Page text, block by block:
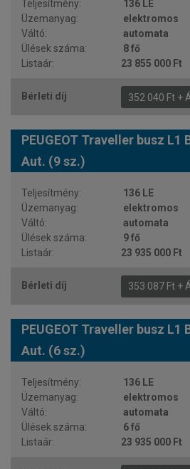
136 LE
elektromos
automata
8 fő
23 855 000 Ft
352 040 Ft +
PEUGEOT Traveller busz L1
Aut. (9 sz.)
136 LE
elektromos
automata
9 fő
23 935 000 Ft
353 087 Ft +
PEUGEOT Traveller busz L1
Aut. (6 sz.)
136 LE
elektromos
automata
6 fő
23 935 000 Ft